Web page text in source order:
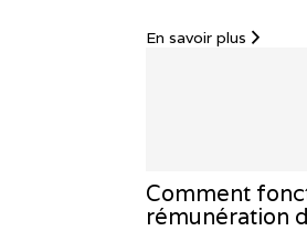
En savoir plus
Comment
rémunération